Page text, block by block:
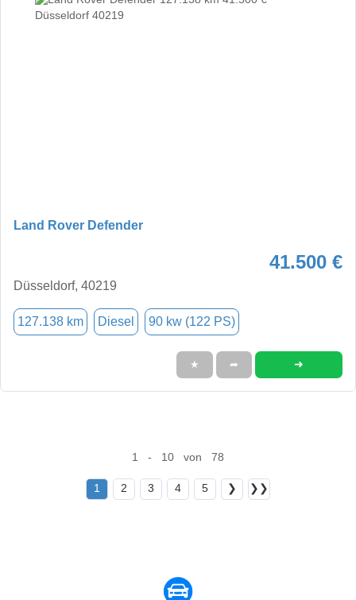
Land Rover Defender
41.500 €
Düsseldorf, 40219
127.138 km Diesel 90 kw (122 PS)
★ ➦ ➜
1 - 10 von 78
1 2 3 4 5 ❯ ❯❯